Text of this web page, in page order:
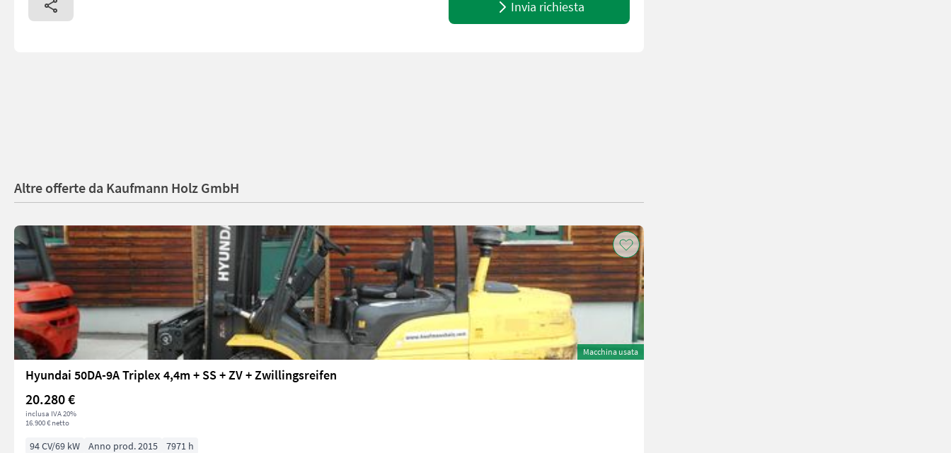
Invia richiesta
Altre offerte da Kaufmann Holz GmbH
Macchina usata
Hyundai 50DA-9A Triplex 4,4m + SS + ZV + Zwillingsreifen
20.280 €
inclusa IVA 20%
16.900 € netto
94 CV/69 kW Anno prod. 2015 7971 h